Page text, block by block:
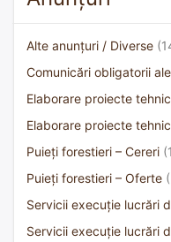
Alte anunțuri / Diverse
Comunicări obligatorii
Elaborare proiecte
Elaborare proiecte
Puieți forestieri – Cereri
Puieți forestieri – Oferte
Servicii execuție lucrări
Servicii execuție lucrări